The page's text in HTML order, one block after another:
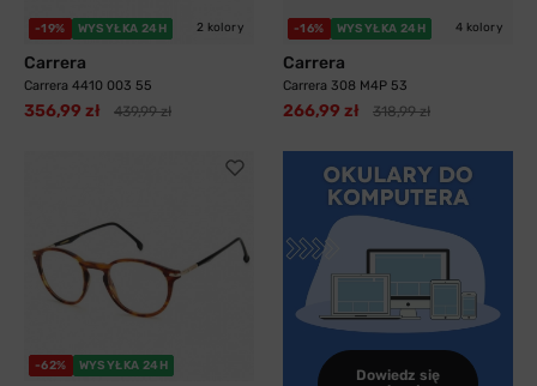
-19% WYSYŁKA 24H 2 kolory
Carrera
Carrera 4410 003 55
356,99 zł 439,99 zł
-16% WYSYŁKA 24H 4 kolory
Carrera
Carrera 308 M4P 53
266,99 zł 318,99 zł
-62% WYSYŁKA 24H
Dowiedz się